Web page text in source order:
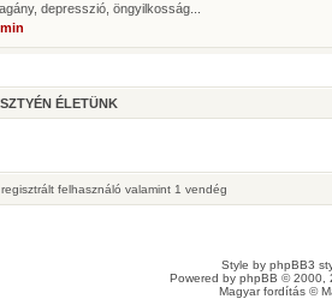
depresszió, öngyilkosság...
ÉLETÜNK
felhasználó valamint 1 vendég
Style by phpBB3
Powered by phpBB © 2000,
Magyar fordítás ©